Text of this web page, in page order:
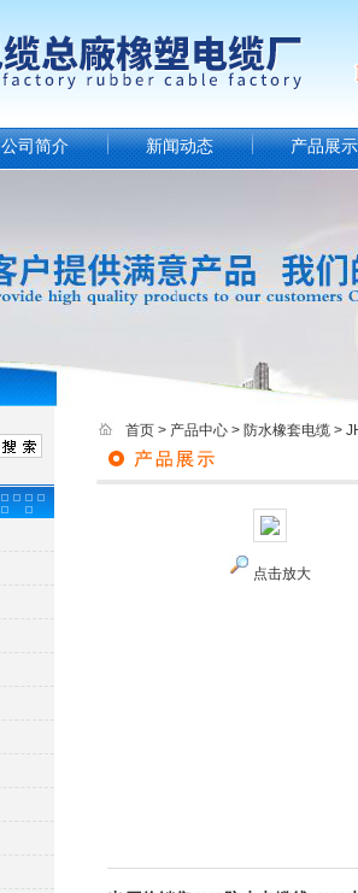
公司简介 新闻动态 产品展示
首页 > 产品中心 > 防水橡套电缆 >
点击放大